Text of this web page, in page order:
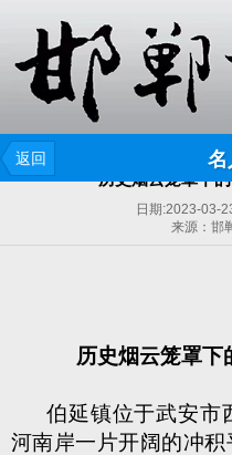
返回 名
历史烟云笼罩下
日期:2023-03-
来源：邯
历史烟云笼罩
伯延镇位于武安市
河南岸一片开阔的冲